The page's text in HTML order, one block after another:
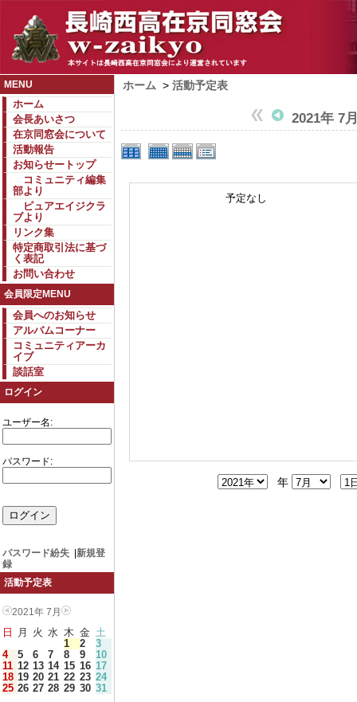
MENU
ホーム
会長あいさつ
在京同窓会について
活動報告
お知らせートップ
コミュニティ編集
部より
ピュアエイジクラ
ブより
リンク集
特定商取引法に基づ
く表記
お問い合わせ
会員限定MENU
会員へのお知らせ
アルバムコーナー
コミュニティアーカ
イブ
談話室
ログイン
ユーザー名:
パスワード:
パスワード紛失
新規登
録
活動予定表
2021年 7月
日 月 火 水 木 金 土
1
2
3
4
5 6 7 8 9
10
11 12 13 14 15 16 17
18 19 20 21 22 23 24
25 26 27 28 29 30 31
ホーム > 活動予定表
2021年 7
予定なし
年